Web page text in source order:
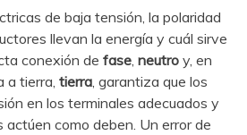
de baja tensión, la polaridad
llevan la energía y cuál sirve
conexión de fase neutro y, en
a tierra, tierra , garantiza que los
en los terminales adecuados y
actúen como deben. Un error de